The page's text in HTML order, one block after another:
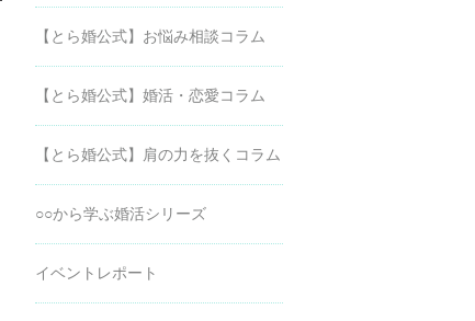
【とら婚公式】お悩み相談コラム
【とら婚公式】婚活・恋愛コラム
【とら婚公式】肩の力を抜くコラム
○○から学ぶ婚活シリーズ
イベントレポート